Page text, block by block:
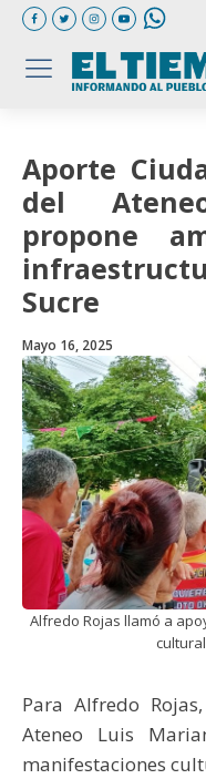
Aporte
del
propone
Sucre
Mayo 16, 2025
Alfredo Rojas llamó a
Para Alfredo
Ateneo Luis
manifestaciones